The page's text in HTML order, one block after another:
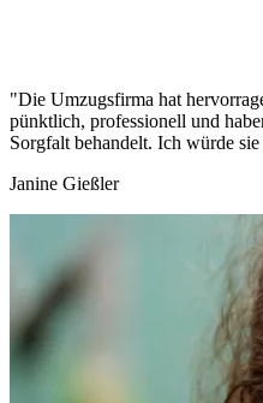
"Die Umzugsfirma hat
pünktlich, professionell und
Sorgfalt behandelt. Ich würde
Janine Gießler